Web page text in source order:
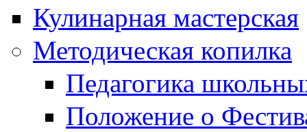
Кулинарная мастерская
Методическая копилка
Педагогика
Положение о